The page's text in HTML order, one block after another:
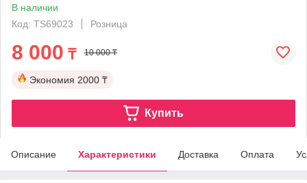
В наличии
Код: TS69023
Розница
8 000 ₸ 10 000 ₸
Экономия 2000 ₸
Купить
Описание Характеристики Доставка Оплата